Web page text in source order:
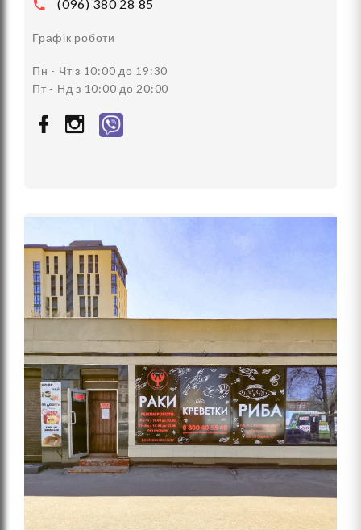
(096) 380 28 85
Графік роботи
Пн - Чт з 10:00 до 19:30
Пт - Нд з 10:00 до 20:00